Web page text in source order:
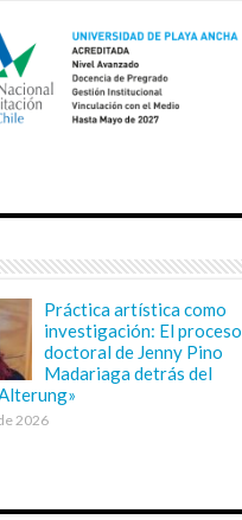
Práctica artística como
investigación: El proceso
doctoral de Jenny Pino
Madariaga detrás del
2026